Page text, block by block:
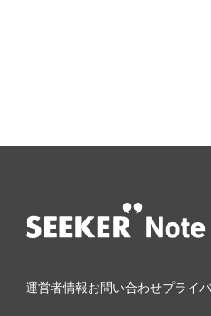
運営者情報お問い合わせプライ